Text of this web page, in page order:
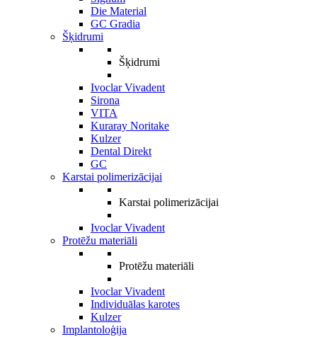
Die Material
GC Gradia
Šķidrumi
Šķidrumi
Ivoclar Vivadent
Sirona
VITA
Kuraray Noritake
Kulzer
Dental Direkt
GC
Karstai polimerizācijai
Karstai polimerizācijai
Ivoclar Vivadent
Protēžu materiāli
Protēžu materiāli
Ivoclar Vivadent
Individuālas karotes
Kulzer
Implantoloģija